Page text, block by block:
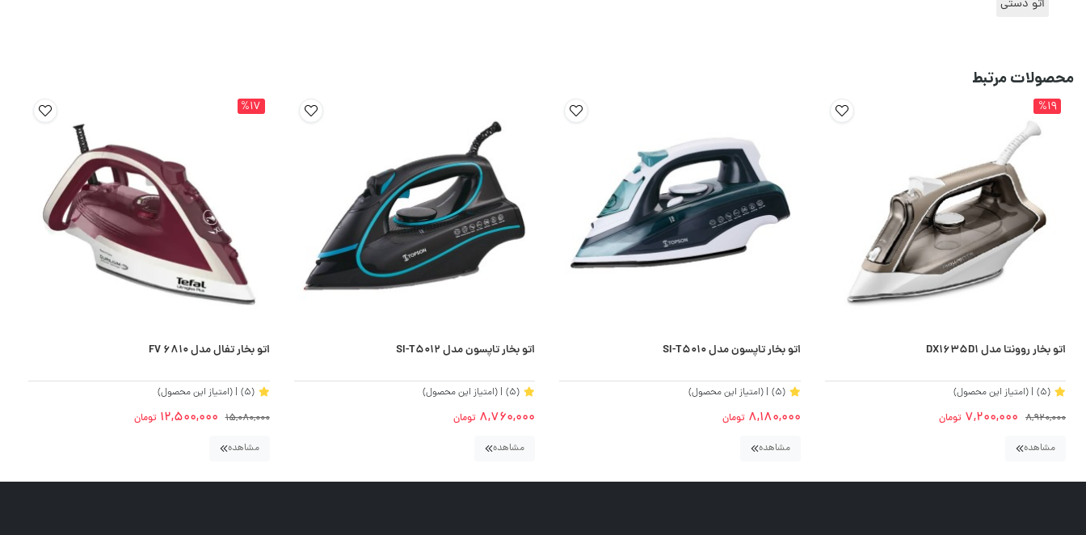
اتو دستی
محصولات مرتبط
%19
اتو بخار روونتا مدل DX1635D1
(5)
| (امتیاز این محصول)
8,920,000
7,200,000 تومان
مشاهده
اتو بخار تاپسون مدل SI-T5010
(5) | (امتیاز این محصول)
8,180,000 تومان
مشاهده
اتو بخار تاپسون مدل SI-T5012
(5) | (امتیاز این محصول)
8,760,000 تومان
مشاهده
%17
اتو بخار تفال مدل FV 6810
(5)
| (امتیاز این محصول)
15,080,000
12,500,000 تومان
مشاهده